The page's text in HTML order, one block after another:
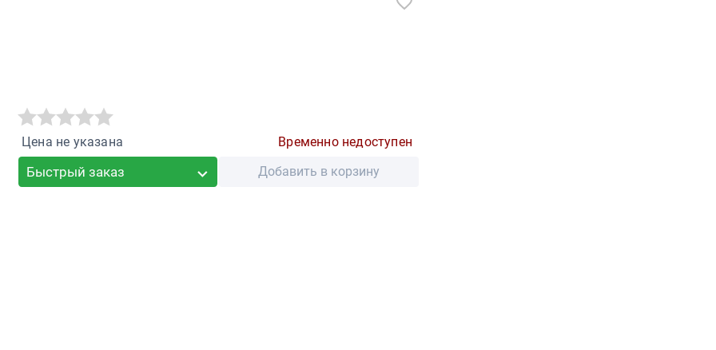
Цена не указана Временно недоступен
Быстрый заказ Добавить в корзину